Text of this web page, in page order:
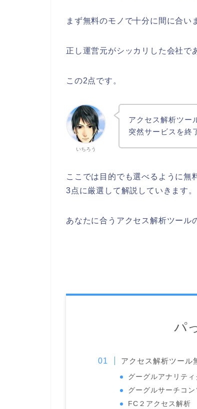
まず無料のモノで十分に間に合い
正し運営元がシッカリした会社で
この2点です。
いちろう
アクセス解析ツー
突然サービスを終
ここでは目的でも選べるように無
3点に厳選して解説していきます。
あなたに合うアクセス解析ツール
パ
アクセス解析ツール
グーグルアナリティ
グーグルサーチコン
FC２アクセス解析